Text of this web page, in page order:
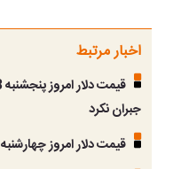
اخبار مرتبط
جبران نکرد
قیمت دلار امروز چهارشنبه ۲۷ خرداد ۱۴۰۵؛ کف دلار چقدر است؟